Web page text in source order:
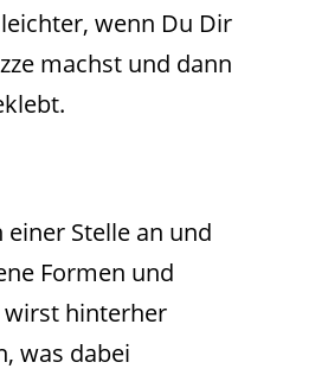
wenn Du Dir
machst und dann
einer Stelle an und
Formen und
hinterher
was dabei